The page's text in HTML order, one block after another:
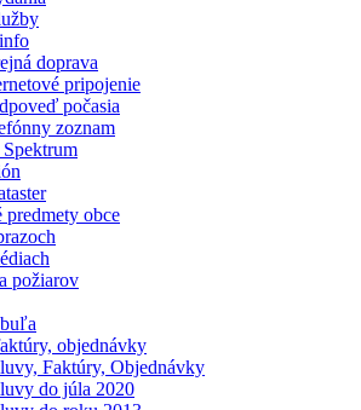
doprava
pripojenie
počasia
zoznam
predmety obce
požiarov
objednávky
Faktúry, Objednávky
do júla 2020